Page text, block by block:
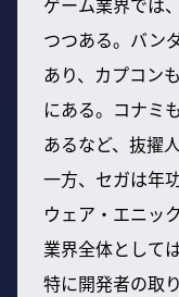
つつある。バン
あり、カプコン
にある。コナミ
あるなど、抜擢
一方、セガは年
ウェア・エニッ
業界全体として
特に開発者の取